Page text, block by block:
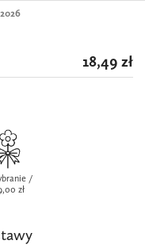
18,49 zł
/
zł